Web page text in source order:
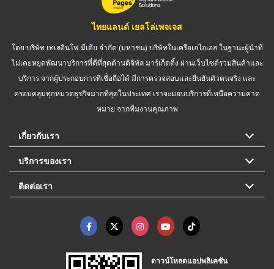
ไทยแลนด์ เยลโล่เพจเจส
โดย บริษัท เทเลอินโฟ มีเดีย จำกัด (มหาชน) บริษัทในเครือเอไอเอส ในฐานะผู้นำที่
ไม่เคยหยุดพัฒนาบริการที่ดีที่สุดด้านดิจิทัล มาร์เก็ตติ้ง ผ่านเว็บไซต์รวมสินค้าและ
บริการ จากผู้ประกอบการที่เชื่อถือได้ มีการตรวจสอบและยืนยันตัวตนจริง และ
ครอบคลุมทุกหมวดธุรกิจมากที่สุดในประเทศ เราจะมอบบริการที่เหนือความคาด
หมาย จากทีมงานคุณภาพ
เกี่ยวกับเรา
บริการของเรา
ติดต่อเรา
ดาวน์โหลดแอปพลิเคชัน